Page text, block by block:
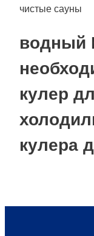
чистые сауны
водный
кулер
кулера